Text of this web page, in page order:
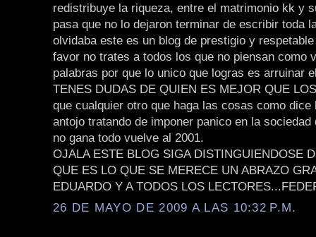
redistribuye la riqueza, entre el matrimonio kk y
pasa que no lo dejaron terminar de escribir toda
olvidaba este es un blog de prestigio y
favor no trates a todos los que no piensan como
palabras por que lo unico que logras es arruinar
TENES DUDAS DE QUIEN ES MEJOR QUE
que cualquier otro que haga las cosas como
antojo tratando de imponer panico en la sociedad
no gana todo vuelve al 2001.
OJALA ESTE BLOG SIGA DISTINGUIENDOSE
QUE ES LO QUE SE MERECE UN ABRAZO
EDUARDO Y A TODOS LOS
26 DE MAYO DE 2009 A LAS 10:32 P.M.